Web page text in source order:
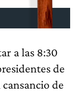
a las 8:30
de
de